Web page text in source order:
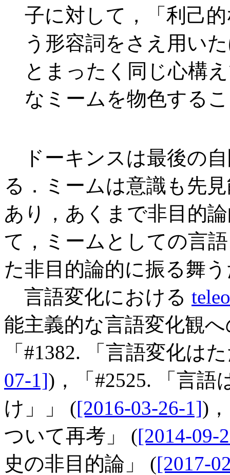
子に対して，「利己
う形容詞をさえ用い
とまったく同じ心構
なミームを物色する
ドーキンスは最後の自
る．ミームは意識も先
あり，あくまで非目的
て，ミームとしての言
た非目的論的に振る舞
言語変化における
能主義的な言語変化観
「#1382. 「言語変化は
07-1])，「#2525. 「言語
け」」 ([2016-03-26-1])
ついて再考」 ([2014-09-
史の非目的論」 ([2017-